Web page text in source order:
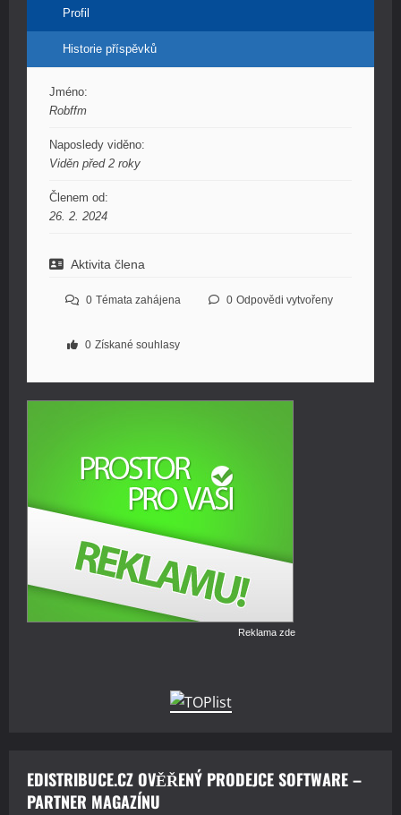
Profil
Historie příspěvků
Jméno:
Robffm
Naposledy viděno:
Viděn před 2 roky
Členem od:
26. 2. 2024
Aktivita člena
0 Témata zahájena 0 Odpovědi vytvořeny
0 Získané souhlasy
Reklama zde
EDISTRIBUCE.CZ OVĚŘENÝ PRODEJCE SOFTWARE –
PARTNER MAGAZÍNU